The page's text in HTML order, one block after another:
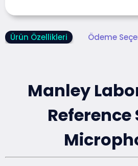
Ürün Özellikleri Ödeme
Manley
Reference